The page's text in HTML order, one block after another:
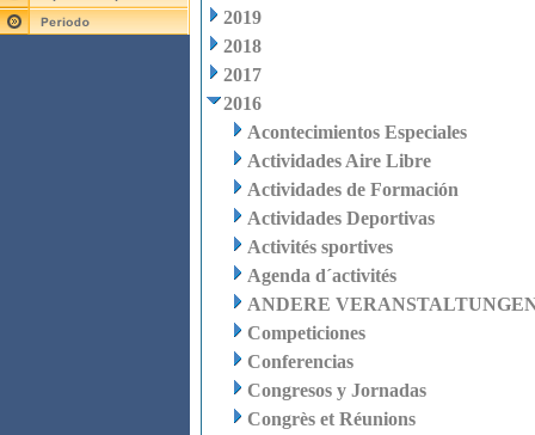
2019
2018
2017
2016
Acontecimientos Especiales
Actividades Aire Libre
Actividades de Formación
Actividades Deportivas
Activités sportives
Agenda d´activités
ANDERE
Competiciones
Conferencias
Congresos y Jornadas
Congrès et Réunions